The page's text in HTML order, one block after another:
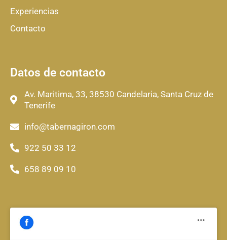
Experiencias
Contacto
Datos de contacto
Av. Maritima, 33, 38530 Candelaria, Santa Cruz de
Tenerife
info@tabernagiron.com
922 50 33 12
658 89 09 10